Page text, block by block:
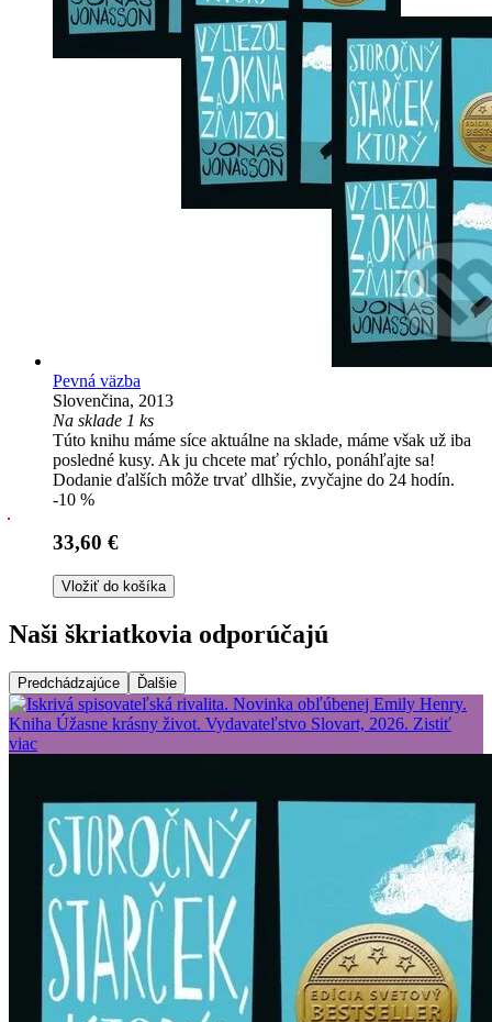
Pevná väzba
Slovenčina, 2013
Na sklade 1 ks
Túto knihu máme síce aktuálne na sklade, máme však už iba
posledné kusy. Ak ju chcete mať rýchlo, ponáhľajte sa!
Dodanie ďalších môže trvať dlhšie, zvyčajne do 24 hodín.
-10 %
33,60 €
Vložiť do košíka
Naši škriatkovia odporúčajú
Predchádzajúce Ďalšie